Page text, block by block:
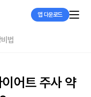
앱 다운로드
법
어트 주사 약